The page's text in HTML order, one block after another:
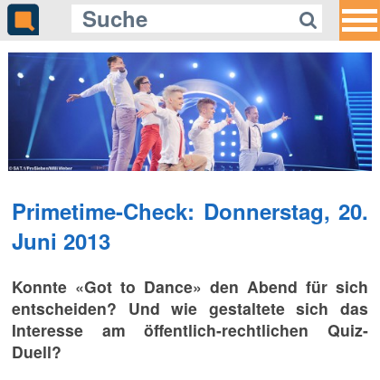
Primetime-Check: Donnerstag, 20.
Juni 2013
Konnte «Got to Dance» den Abend für sich
entscheiden? Und wie gestaltete sich das
Interesse am öffentlich-rechtlichen Quiz-
Duell?